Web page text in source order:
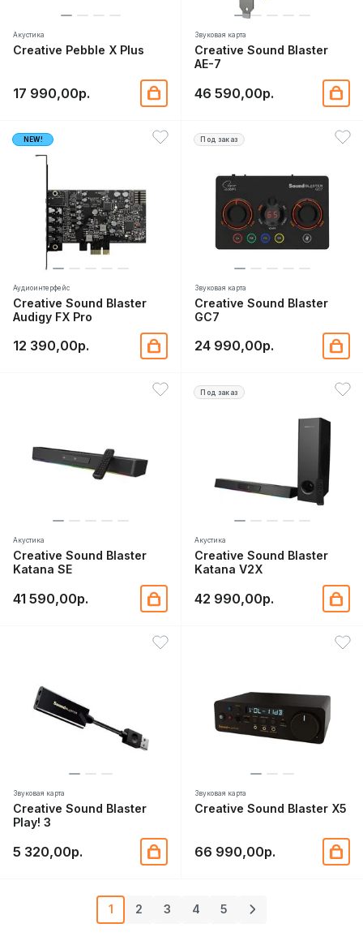
Акустика
Creative Pebble X Plus
17 990,00р.
Звуковая карта
Creative Sound Blaster
AE-7
46 590,00р.
NEW!
Аудиоинтерфейс
Creative Sound Blaster
Audigy FX Pro
12 390,00р.
Под заказ
Звуковая карта
Creative Sound Blaster
GC7
24 990,00р.
Акустика
Creative Sound Blaster
Katana SE
41 590,00р.
Под заказ
Акустика
Creative Sound Blaster
Katana V2X
42 990,00р.
Звуковая карта
Creative Sound Blaster
Play! 3
5 320,00р.
Звуковая карта
Creative Sound Blaster X5
66 990,00р.
1 2 3 4 5